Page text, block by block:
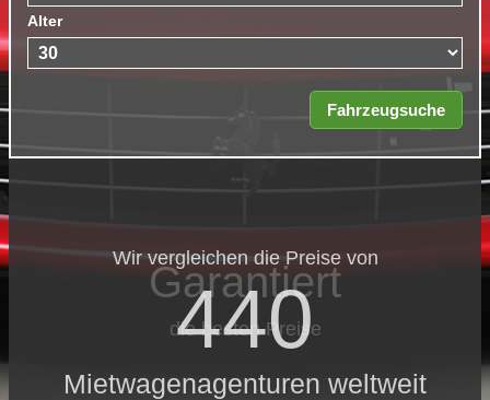
Alter
Wir vergleichen die Preise von
440
Mietwagenagenturen weltweit
Garantiert
die besten Preise